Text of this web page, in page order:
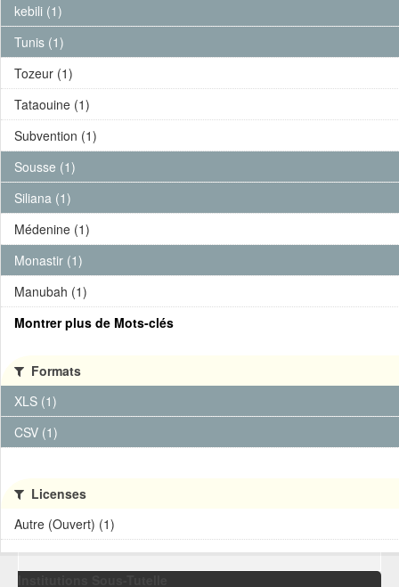
kebili (1)
Tunis (1)
Tozeur (1)
Tataouine (1)
Subvention (1)
Sousse (1)
Siliana (1)
Médenine (1)
Monastir (1)
Manubah (1)
Montrer plus de Mots-clés
Formats
XLS (1)
CSV (1)
Licenses
Autre (Ouvert) (1)